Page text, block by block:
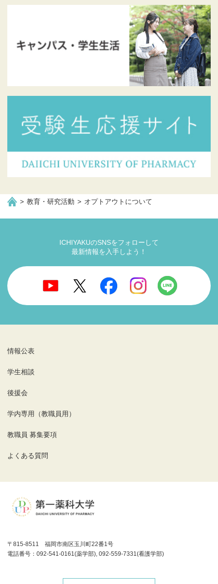
教育・研究活動 オプトアウトについて
ICHIYAKUのSNSをフォローして
最新情報を入手しよう！
情報公表
学生相談
後援会
学内専用（教職員用）
教職員 募集要項
よくある質問
〒815-8511 福岡市南区玉川町22番1号
電話番号：092-541-0161(薬学部), 092-559-7331(看護学部)